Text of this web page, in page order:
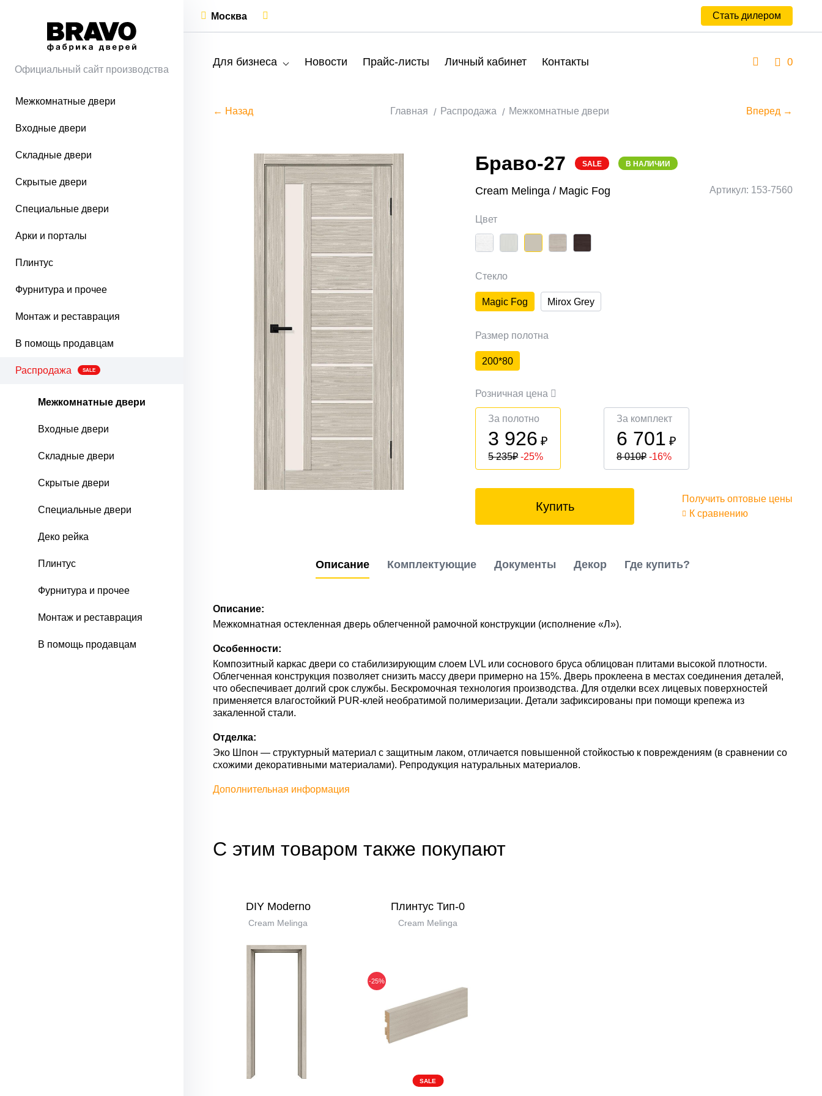
Официальный сайт производства
Межкомнатные двери
Входные двери
Складные двери
Скрытые двери
Специальные двери
Арки и порталы
Плинтус
Фурнитура и прочее
Монтаж и реставрация
В помощь продавцам
Распродажа SALE
Межкомнатные двери
Входные двери
Складные двери
Скрытые двери
Специальные двери
Деко рейка
Плинтус
Фурнитура и прочее
Монтаж и реставрация
В помощь продавцам
Москва Стать дилером
Для бизнеса Новости Прайс-листы Личный кабинет Контакты 0
← Назад Главная Распродажа Межкомнатные двери Вперед →
Браво-27 SALE В НАЛИЧИИ
Cream Melinga / Magic Fog Артикул: 153-7560
Цвет
Стекло
Magic Fog Mirox Grey
Размер полотна
200*80
Розничная цена
За полотно
3 926 ₽
5 235₽ -25%
За комплект
6 701 ₽
8 010₽ -16%
Купить
Получить оптовые цены
К сравнению
Описание Комплектующие Документы Декор Где купить?
Описание:
Межкомнатная остекленная дверь облегченной рамочной конструкции (исполнение «Л»).
Особенности:
Композитный каркас двери со стабилизирующим слоем LVL или соснового бруса облицован плитами высокой плотности.
Облегченная конструкция позволяет снизить массу двери примерно на 15%. Дверь проклеена в местах соединения деталей,
что обеспечивает долгий срок службы. Бескромочная технология производства. Для отделки всех лицевых поверхностей
применяется влагостойкий PUR-клей необратимой полимеризации. Детали зафиксированы при помощи крепежа из
закаленной стали.
Отделка:
Эко Шпон — структурный материал с защитным лаком, отличается повышенной стойкостью к повреждениям (в сравнении со
схожими декоративными материалами). Репродукция натуральных материалов.
Дополнительная информация
С этим товаром также покупают
DIY Moderno
Cream Melinga
Плинтус Тип-0
Cream Melinga
-25%
SALE